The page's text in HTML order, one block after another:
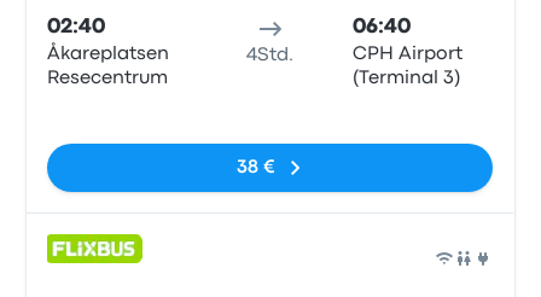
02:40
Åkareplatsen
Resecentrum
4Std.
06:40
CPH Airport
(Terminal 3)
38 €